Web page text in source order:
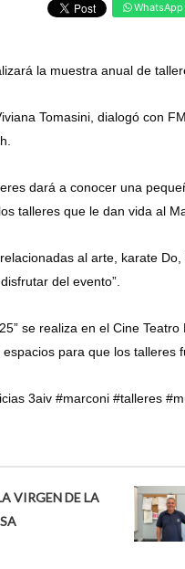
WhatsApp
la muestra anual de
Tomasini, dialogó con
dará a conocer una
talleres que le dan vida al
al arte, karate
del evento”.
se realiza en el Cine
para que los talleres
3aiv #marconi #talleres
VIRGEN DE LA